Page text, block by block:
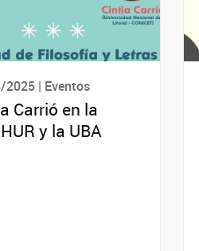
| Eventos
Carrió en la
y la UBA